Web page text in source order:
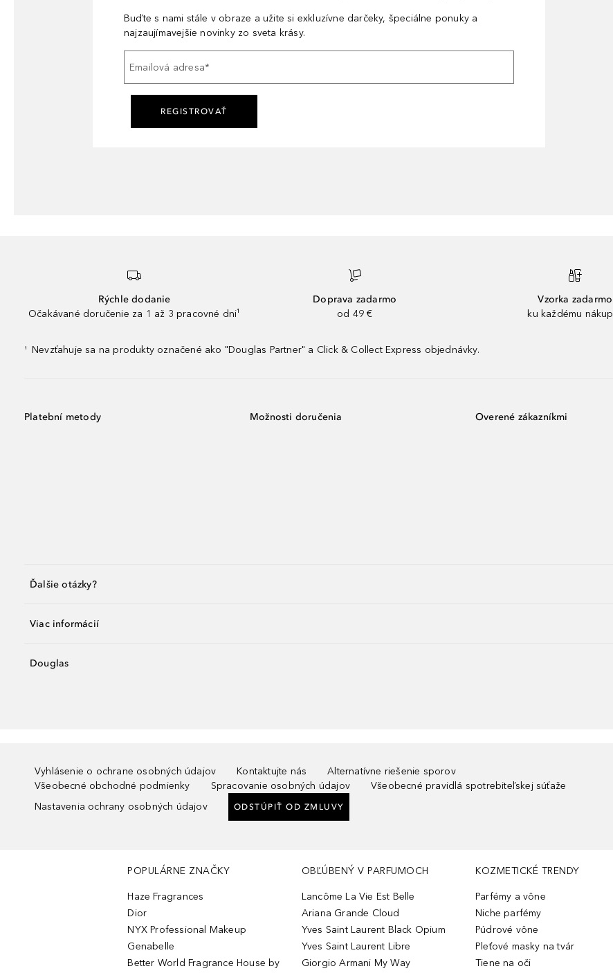
Buďte s nami stále v obraze a užite si exkluzívne darčeky, špeciálne ponuky a
najzaujímavejšie novinky zo sveta krásy.
Emailová adresa*
REGISTROVAŤ
Rýchle dodanie
Očakávané doručenie za 1 až 3 pracovné dni¹
Doprava zadarmo
od 49 €
Vzorka zadarmo
ku každému
¹ Nevzťahuje sa na produkty označené ako "Douglas Partner" a Click & Collect Express objednávky.
Platební metody Možnosti doručenia Overené zákazníkmi
Ďalšie otázky?
Viac informácií
Douglas
Vyhlásenie o ochrane osobných údajov Kontaktujte nás
Alternatívne riešenie sporov
Všeobecné obchodné podmienky
Spracovanie osobných údajov
Všeobecné pravidlá spotrebiteľskej súťaže
Nastavenia ochrany osobných údajov
ODSTÚPIŤ OD ZMLUVY
POPULÁRNE ZNAČKY
Haze Fragrances
Dior
NYX Professional Makeup
Genabelle
Better World Fragrance House by
OBĽÚBENÝ V PARFUMOCH
Lancôme La Vie Est Belle
Ariana Grande Cloud
Yves Saint Laurent Black Opium
Yves Saint Laurent Libre
Giorgio Armani My Way
KOZMETICKÉ TRENDY
Parfémy a vône
Niche parfémy
Púdrové vône
Pleťové masky na tvár
Tiene na oči